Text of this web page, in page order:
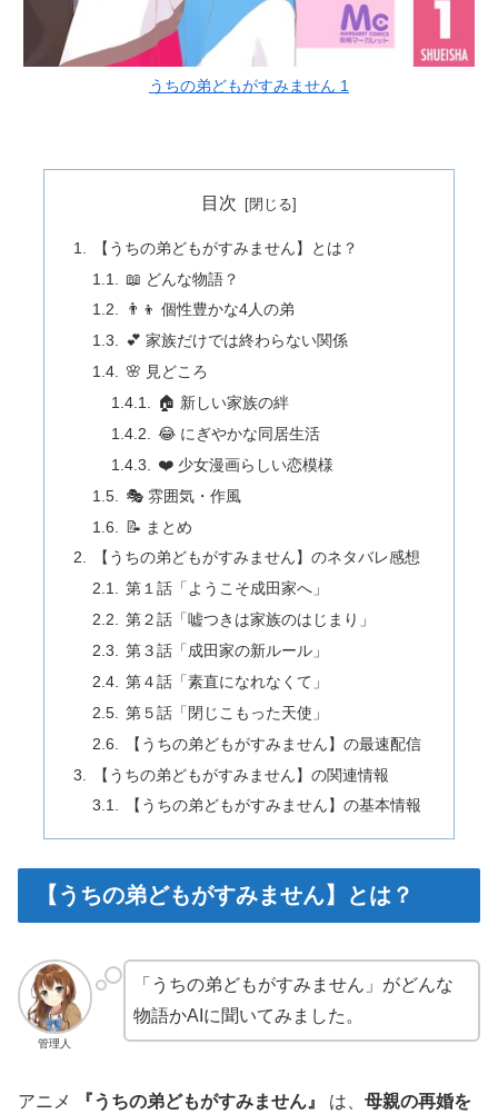
うちの弟どもがすみません 1
目次
【うちの弟どもがすみません】とは？
📖 どんな物語？
👨‍👦 個性豊かな4人の弟
💕 家族だけでは終わらない関係
🌸 見どころ
🏠 新しい家族の絆
😂 にぎやかな同居生活
❤️ 少女漫画らしい恋模様
🎭 雰囲気・作風
📝 まとめ
【うちの弟どもがすみません】のネタバレ感想
第１話「ようこそ成田家へ」
第２話「嘘つきは家族のはじまり」
第３話「成田家の新ルール」
第４話「素直になれなくて」
第５話「閉じこもった天使」
【うちの弟どもがすみません】の最速配信
【うちの弟どもがすみません】の関連情報
【うちの弟どもがすみません】の基本情報
【うちの弟どもがすみません】とは？
管理人
「うちの弟どもがすみません」がどんな
物語かAIに聞いてみました。
アニメ 『うちの弟どもがすみません 』 は、 母親の再婚を